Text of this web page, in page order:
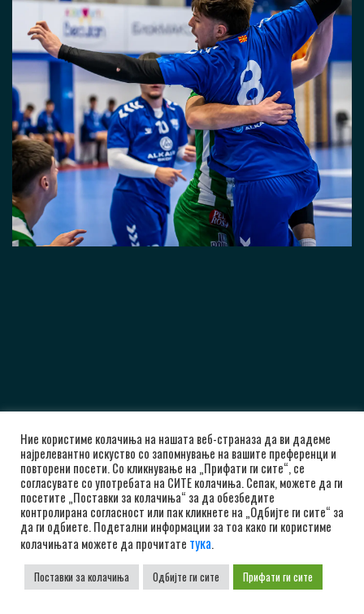
Ние користиме колачиња на нашата веб-страназа да ви дадеме
најрелевантно искуство со запомнување на вашите преференци и
повторени посети. Со кликнување на „Прифати ги сите“, се
согласувате со употребата на СИТЕ колачиња. Сепак, можете да ги
посетите „Поставки за колачиња“ за да обезбедите
контролирана согласност или пак кликнете на „Одбијте ги сите“ за
да ги одбиете. Подетални информации за тоа како ги користиме
колачињата можете да прочитате тука.
Поставки за колачиња Одбијте ги сите Прифати ги сите